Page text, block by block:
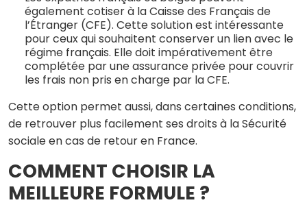
également cotiser à la Caisse des Français de
l’Étranger (CFE). Cette solution est intéressante
pour ceux qui souhaitent conserver un lien avec le
régime français. Elle doit impérativement être
complétée par une assurance privée pour couvrir
les frais non pris en charge par la CFE.
Cette option permet aussi, dans certaines conditions,
de retrouver plus facilement ses droits à la Sécurité
sociale en cas de retour en France.
COMMENT CHOISIR LA
MEILLEURE FORMULE ?